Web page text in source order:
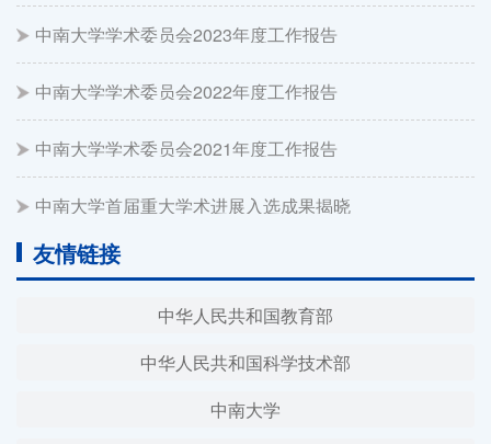
中南大学学术委员会2023年度工作报告
中南大学学术委员会2022年度工作报告
中南大学学术委员会2021年度工作报告
中南大学首届重大学术进展入选成果揭晓
友情链接
中华人民共和国教育部
中华人民共和国科学技术部
中南大学